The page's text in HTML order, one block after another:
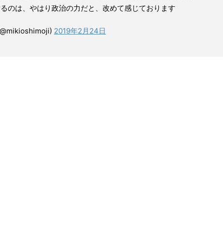
のは、やはり政治の力だと、改めて感じております
2019年2月24日